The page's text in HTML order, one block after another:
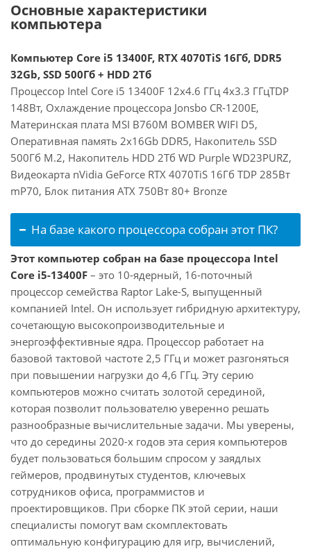
Основные характеристики
компьютера
Компьютер Core i5 13400F, RTX 4070TiS 16Гб, DDR5
32Gb, SSD 500Гб + HDD 2Тб
Процессор Intel Core i5 13400F 12x4.6 ГГц 4x3.3 ГГцTDP
148Вт, Охлаждение процессора Jonsbo CR-1200E,
Материнская плата MSI B760M BOMBER WIFI D5,
Оперативная память 2x16Gb DDR5, Накопитель SSD
500Гб M.2, Накопитель HDD 2Тб WD Purple WD23PURZ,
Видеокарта nVidia GeForce RTX 4070TiS 16Гб TDP 285Вт
mP70, Блок питания ATX 750Вт 80+ Bronze
На базе какого процессора собран этот ПК?
Этот компьютер собран на базе процессора Intel
Core i5-13400F – это 10-ядерный, 16-поточный
процессор семейства Raptor Lake-S, выпущенный
компанией Intel. Он использует гибридную архитектуру,
сочетающую высокопроизводительные и
энергоэффективные ядра. Процессор работает на
базовой тактовой частоте 2,5 ГГц и может разгоняться
при повышении нагрузки до 4,6 ГГц. Эту серию
компьютеров можно считать золотой серединой,
которая позволит пользователю уверенно решать
разнообразные вычислительные задачи. Мы уверены,
что до середины 2020-х годов эта серия компьютеров
будет пользоваться большим спросом у заядлых
геймеров, продвинутых студентов, ключевых
сотрудников офиса, программистов и
проектировщиков. При сборке ПК этой серии, наши
специалисты помогут вам скомплектовать
оптимальную конфигурацию для игр, вычислений,